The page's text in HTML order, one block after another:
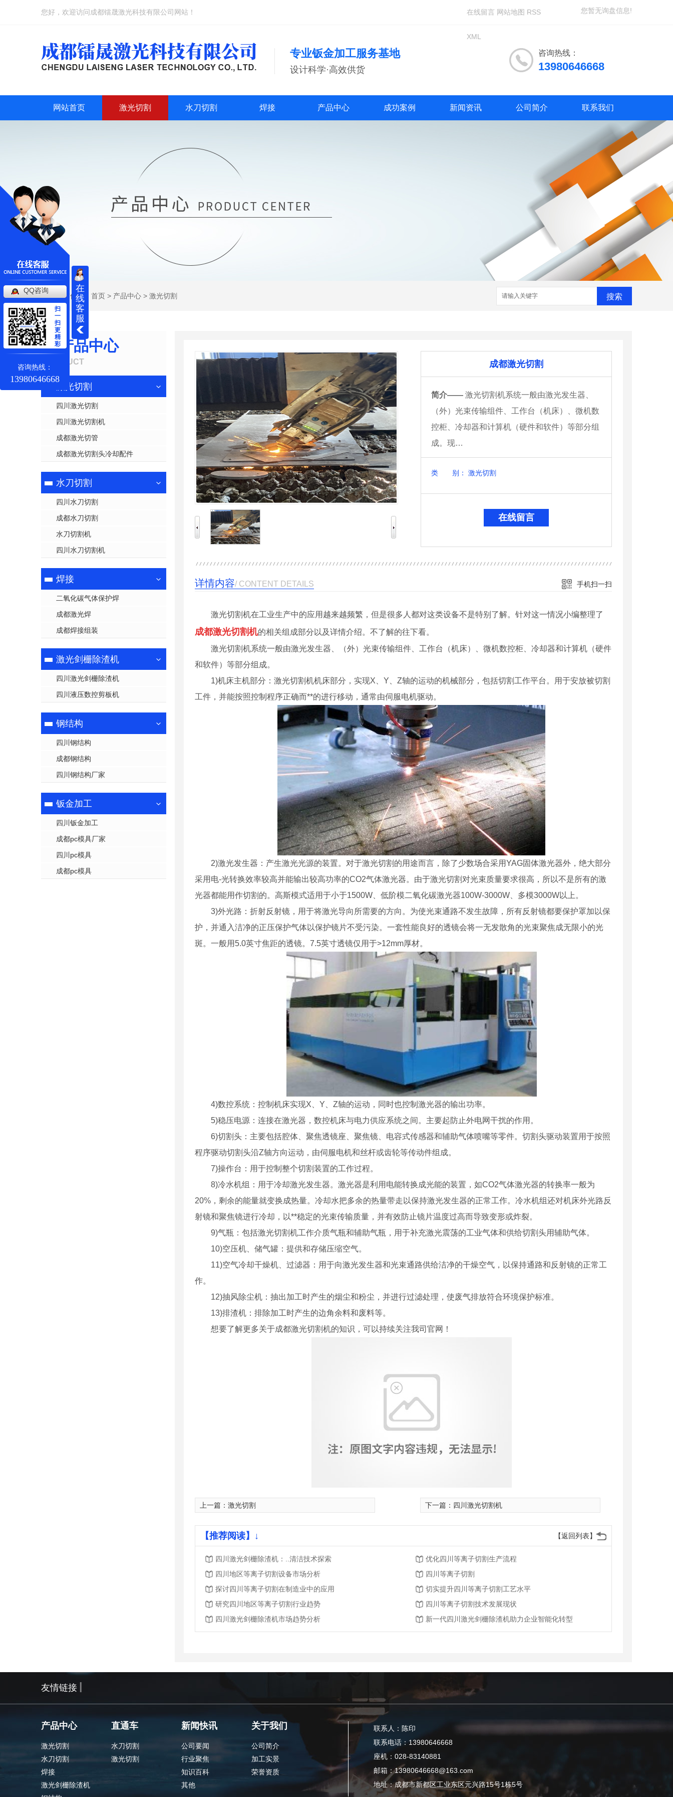
您好，欢迎访问成都镭晟激光科技有限公司网站！ 您暂无询盘信息!
在线留言 网站地图 RSS
XML
专业钣金加工服务基地
设计科学·高效供货
咨询热线：
13980646668
网站首页 激光切割 水刀切割 焊接 产品中心 成功案例 新闻资讯 公司简介 联系我们
当前位置： 首页 > 产品中心 > 激光切割 搜索
产品中心
PRODUCT
激光切割
四川激光切割
四川激光切割机
成都激光切管
成都激光切割头冷却配件
水刀切割
四川水刀切割
成都水刀切割
水刀切割机
四川水刀切割机
焊接
二氧化碳气体保护焊
成都激光焊
成都焊接组装
激光剑栅除渣机
四川激光剑栅除渣机
四川液压数控剪板机
钢结构
四川钢结构
成都钢结构
四川钢结构厂家
钣金加工
四川钣金加工
成都pc模具厂家
四川pc模具
成都pc模具
成都激光切割
简介—— 激光切割机系统一般由激光发生器、
（外）光束传输组件、工作台（机床）、微机数
控柜、冷却器和计算机（硬件和软件）等部分组
成。现…
类 别： 激光切割
在线留言
详情内容/ CONTENT DETAILS 手机扫一扫
激光切割机在工业生产中的应用越来越频繁，但是很多人都对这类设备不是特别了解。针对这一情况小编整理了
成都激光切割机的相关组成部分以及详情介绍。不了解的往下看。
激光切割机系统一般由激光发生器、（外）光束传输组件、工作台（机床）、微机数控柜、冷却器和计算机（硬件
和软件）等部分组成。
1)机床主机部分：激光切割机机床部分，实现X、Y、Z轴的运动的机械部分，包括切割工作平台。用于安放被切割
工件，并能按照控制程序正确而**的进行移动，通常由伺服电机驱动。
2)激光发生器：产生激光光源的装置。对于激光切割的用途而言，除了少数场合采用YAG固体激光器外，绝大部分
采用电-光转换效率较高并能输出较高功率的CO2气体激光器。由于激光切割对光束质量要求很高，所以不是所有的激
光器都能用作切割的。高斯模式适用于小于1500W、低阶模二氧化碳激光器100W-3000W、多模3000W以上。
3)外光路：折射反射镜，用于将激光导向所需要的方向。为使光束通路不发生故障，所有反射镜都要保护罩加以保
护，并通入洁净的正压保护气体以保护镜片不受污染。一套性能良好的透镜会将一无发散角的光束聚焦成无限小的光
斑。一般用5.0英寸焦距的透镜。7.5英寸透镜仅用于>12mm厚材。
4)数控系统：控制机床实现X、Y、Z轴的运动，同时也控制激光器的输出功率。
5)稳压电源：连接在激光器，数控机床与电力供应系统之间。主要起防止外电网干扰的作用。
6)切割头：主要包括腔体、聚焦透镜座、聚焦镜、电容式传感器和辅助气体喷嘴等零件。切割头驱动装置用于按照
程序驱动切割头沿Z轴方向运动，由伺服电机和丝杆或齿轮等传动件组成。
7)操作台：用于控制整个切割装置的工作过程。
8)冷水机组：用于冷却激光发生器。激光器是利用电能转换成光能的装置，如CO2气体激光器的转换率一般为
20%，剩余的能量就变换成热量。冷却水把多余的热量带走以保持激光发生器的正常工作。冷水机组还对机床外光路反
射镜和聚焦镜进行冷却，以**稳定的光束传输质量，并有效防止镜片温度过高而导致变形或炸裂。
9)气瓶：包括激光切割机工作介质气瓶和辅助气瓶，用于补充激光震荡的工业气体和供给切割头用辅助气体。
10)空压机、储气罐：提供和存储压缩空气。
11)空气冷却干燥机、过滤器：用于向激光发生器和光束通路供给洁净的干燥空气，以保持通路和反射镜的正常工
作。
12)抽风除尘机：抽出加工时产生的烟尘和粉尘，并进行过滤处理，使废气排放符合环境保护标准。
13)排渣机：排除加工时产生的边角余料和废料等。
想要了解更多关于成都激光切割机的知识，可以持续关注我司官网！
上一篇： 激光切割 下一篇： 四川激光切割机
【返回列表】
【推荐阅读】↓
四川激光剑栅除渣机：..清洁技术探索
优化四川等离子切割生产流程
四川地区等离子切割设备市场分析
四川等离子切割
探讨四川等离子切割在制造业中的应用
切实提升四川等离子切割工艺水平
研究四川地区等离子切割行业趋势
四川等离子切割技术发展现状
四川激光剑栅除渣机市场趋势分析
新一代四川激光剑栅除渣机助力企业智能化转型
友情链接
产品中心
激光切割
水刀切割
焊接
激光剑栅除渣机
直通车
水刀切割
激光切割
新闻快讯
公司要闻
行业聚焦
知识百科
其他
关于我们
公司简介
加工实景
荣誉资质
联系人：陈印
联系电话：13980646668
座机：028-83140881
邮箱：13980646668@163.com
地址：成都市新都区工业东区元兴路15号1栋5号
在
线
客
服
QQ咨询
扫
一
扫
更
精
彩
咨询热线：
13980646668